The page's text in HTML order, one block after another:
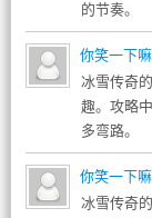
的节奏。
你笑一下嘛
冰雪传奇
趣。攻略
多弯路。
你笑一下嘛
冰雪传奇